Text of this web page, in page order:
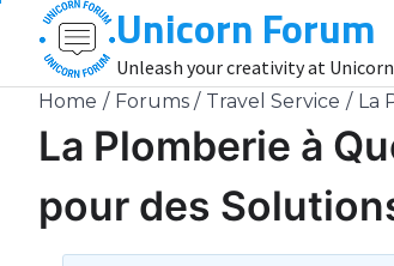
content
Unicorn Forum
Unleash your creativity at
Home Forums Travel Service La
La Plomberie à
pour des